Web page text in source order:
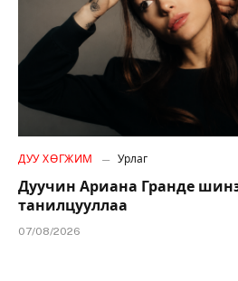
ДУУ ХӨГЖИМ Урлаг
Дуучин Ариана Гранде
танилцууллаа
07/08/2026